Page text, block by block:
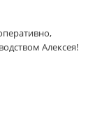
Алексея!